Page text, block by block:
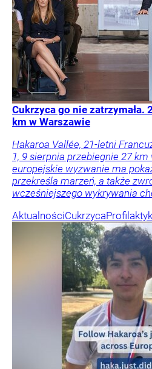
Cukrzyca go nie zatrzymała.
km w Warszawie
Hakaroa Vallée, 21-letni
1, 9 sierpnia przebiegnie 27
europejskie wyzwanie ma
przekreśla marzeń, a także
wcześniejszego wykrywania
AktualnościCukrzyca